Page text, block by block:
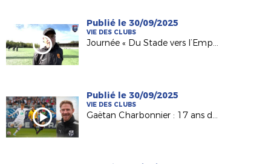
Publié le 30/09/2025
VIE DES CLUBS
Journée « Du Stade vers l’Emploi » au Foyer Espérance Trélazé
Publié le 30/09/2025
VIE DES CLUBS
Gaëtan Charbonnier : 17 ans d'expérience pro au service d'un club amateur